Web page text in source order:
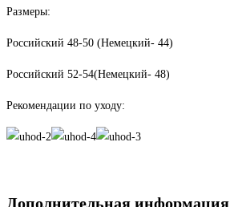
Размеры:
Российский 48-50 (Немецкий- 44)
Российский 52-54(Немецкий- 48)
Рекомендации по уходу:
Дополнительная информация